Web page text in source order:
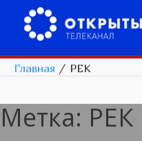
Главная / РЕК
Метка: РЕК